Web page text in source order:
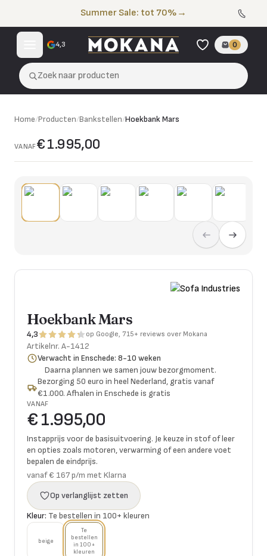
Summer Sale: tot 70% →
4,3 0
Zoek naar producten
Home/Producten/Bankstellen/Hoekbank Mars
VANAF€ 1.995,00
Hoekbank Mars
4,3 op Google, 715+ reviews over Mokana
Artikelnr. A-1412
Verwacht in Enschede: 8-10 weken
Daarna plannen we samen jouw bezorgmoment.
Bezorging 50 euro in heel Nederland, gratis vanaf
€1.000. Afhalen in Enschede is gratis
VANAF
€ 1.995,00
Instapprijs voor de basisuitvoering. Je keuze in stof of leer
en opties zoals motoren, verwarming of een andere voet
bepalen de eindprijs.
vanaf € 167 p/m met Klarna
Op verlanglijst zetten
Kleur: Te bestellen in 100+ kleuren
beige
Te
bestellen
in 100+
kleuren